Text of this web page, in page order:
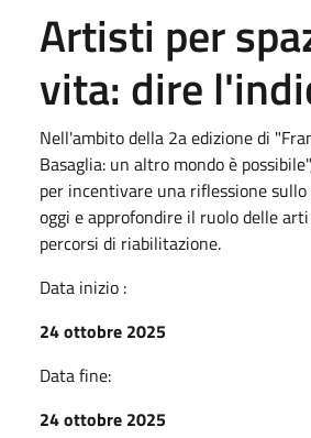
Artisti per
vita: dire
Nell'ambito della 2a edizione di
Basaglia: un altro mondo è
per incentivare una riflessione
oggi e approfondire il ruolo delle
percorsi di riabilitazione.
Data inizio :
24 ottobre 2025
Data fine:
24 ottobre 2025